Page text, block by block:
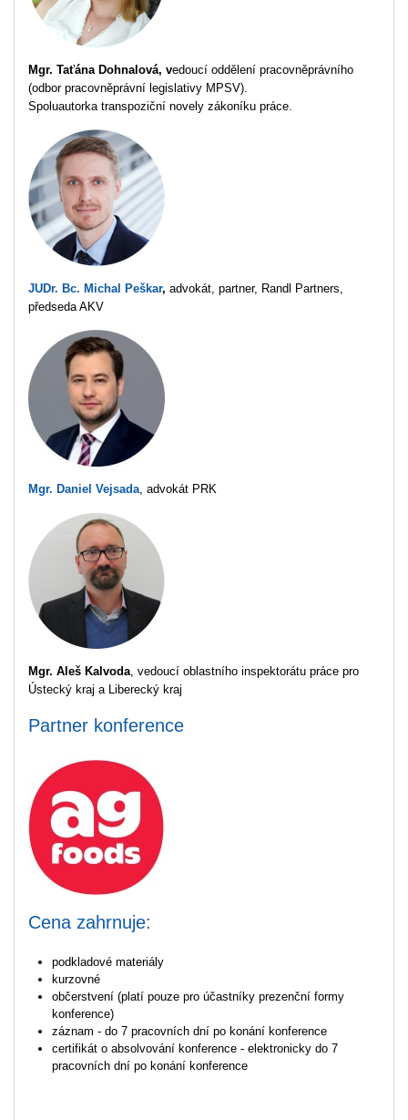
Mgr. Taťána Dohnalová, vedoucí oddělení pracovněprávního
(odbor pracovněprávní legislativy MPSV).
Spoluautorka transpoziční novely zákoníku práce.
JUDr. Bc. Michal Peškar, advokát, partner, Randl Partners,
předseda AKV
Mgr. Daniel Vejsada, advokát PRK
Mgr. Aleš Kalvoda, vedoucí oblastního inspektorátu práce pro
Ústecký kraj a Liberecký kraj
Partner konference
Cena zahrnuje:
podkladové materiály
kurzovné
občerstvení (platí pouze pro účastníky prezenční formy
konference)
záznam - do 7 pracovních dní po konání konference
certifikát o absolvování konference - elektronicky do 7
pracovních dní po konání konference